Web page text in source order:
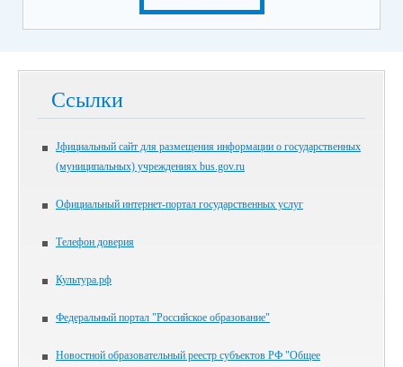
Ссылки
Jфициальный сайт для размещения информации о государственных
(муниципальных) учреждениях bus.gov.ru
Официальный интернет-портал государственных услуг
Телефон доверия
Культура.рф
Федеральный портал "Российское образование"
Новостной образовательный реестр субъектов РФ "Общее